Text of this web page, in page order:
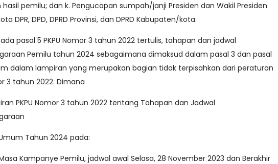
pemilu; dan k. Pengucapan sumpah/janji Presiden dan Wakil Presiden
DPR, DPD, DPRD Provinsi, dan DPRD Kabupaten/kota.
pasal 5 PKPU Nomor 3 tahun 2022 tertulis, tahapan dan jadwal
Pemilu tahun 2024 sebagaimana dimaksud dalam pasal 3 dan pasal
dalam lampiran yang merupakan bagian tidak terpisahkan dari peraturan
3 tahun 2022. Dimana
PKPU Nomor 3 tahun 2022 tentang Tahapan dan Jadwal
Tahun 2024 pada:
Kampanye Pemilu, jadwal awal Selasa, 28 November 2023 dan Berakhir